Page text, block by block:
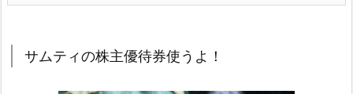
サムティの株主優待券使うよ！